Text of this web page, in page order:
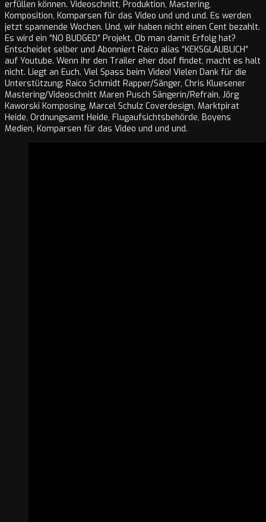
erfüllen können. Videoschnitt, Produktion, Mastering,
Komposition, Komparsen für das Video und und und. Es werden
jetzt spannende Wochen. Und, wir haben nicht einen Cent bezahlt.
Es wird ein “NO BUDGED” Projekt. Ob man damit Erfolg hat?
Entscheidet selber und Abonniert Raico alias “KEKSGLAUBLICH”
auf Youtube. Wenn ihr den Trailer eher doof findet, macht es halt
nicht. Liegt an Euch. Viel Spass beim Video! Vielen Dank für die
Unterstützung: Raico Schmidt Rapper/Sänger, Chris Kluesener
Mastering/Videoschnitt Maren Pusch Sängerin/Refrain, Jörg
Kaworski Komposing, Marcel Schulz Coverdesign, Marktpirat
Heide, Ordnungsamt Heide, Flugaufsichtsbehörde, Boyens
Medien, Komparsen für das Video und und und.